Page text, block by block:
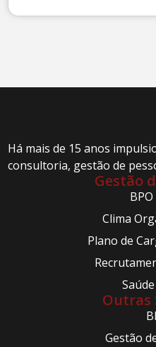
Há mais de 15 anos
consultoria, gestão de
Gestão
BPO
Clima
Plano de
Outras
Gestão